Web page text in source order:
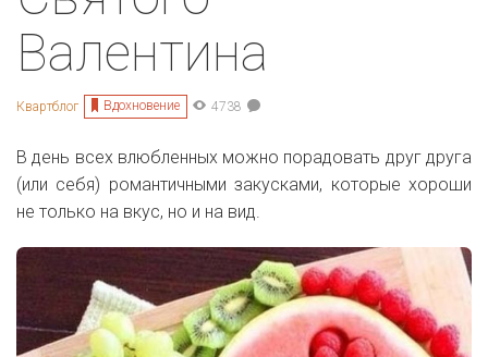
Валентина
Квартблог Вдохновение 4738
В день всех влюбленных можно порадовать друг друга
(или себя) романтичными закусками, которые хороши
не только на вкус, но и на вид.